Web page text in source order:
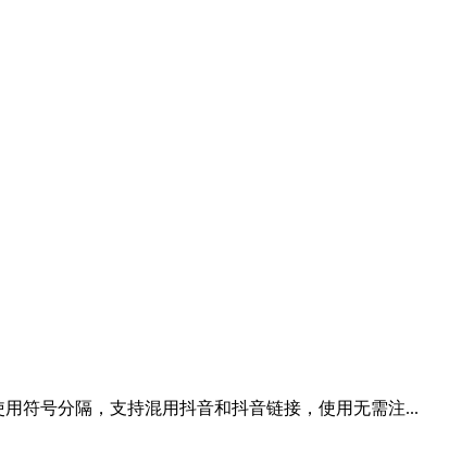
符号分隔，支持混用抖音和抖音链接，使用无需注...